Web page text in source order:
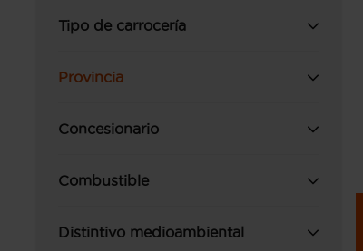
Tipo de carrocería
Provincia
Concesionario
Combustible
Distintivo medioambiental